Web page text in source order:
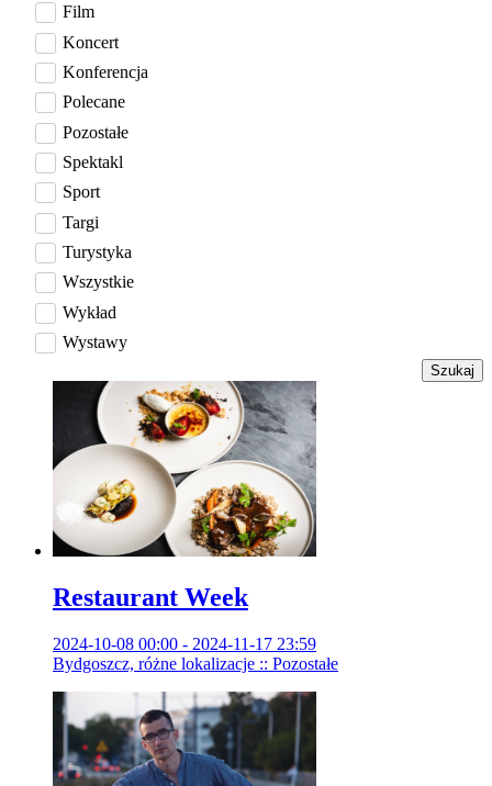
Film
Koncert
Konferencja
Polecane
Pozostałe
Spektakl
Sport
Targi
Turystyka
Wszystkie
Wykład
Wystawy
Szukaj
Restaurant Week
2024-10-08 00:00 - 2024-11-17 23:59
Bydgoszcz, różne lokalizacje :: Pozostałe